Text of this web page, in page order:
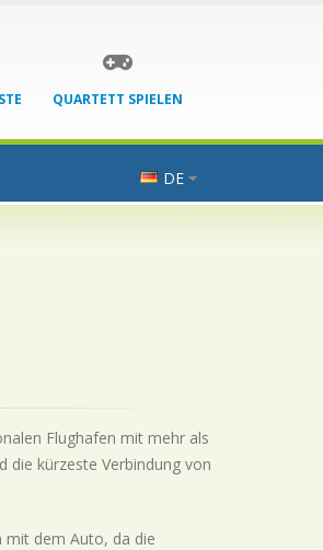
QUARTETT SPIELEN
DE
Flughafen mit mehr als
die kürzeste Verbindung von
mit dem Auto, da die